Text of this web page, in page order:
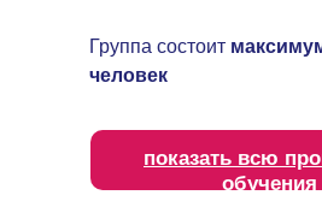
Группа состоит
человек
показать всю
обучения